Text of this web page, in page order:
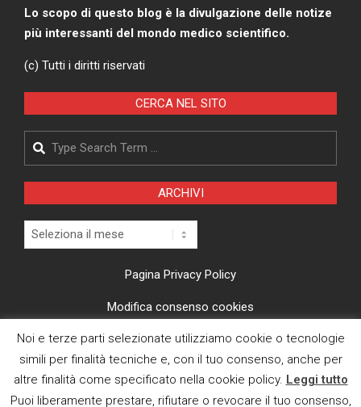
Lo scopo di questo blog è la divulgazione delle notize
più interessanti del mondo medico scientifico.
(c) Tutti i diritti riservati
CERCA NEL SITO
Search
ARCHIVI
Archivi
Pagina Privacy Policy
Modifica consenso cookies
CI TROVI ANCHE SU
Noi e terze parti selezionate utilizziamo cookie o tecnologie
simili per finalità tecniche e, con il tuo consenso, anche per
altre finalità come specificato nella cookie policy. Leggi tutto
Puoi liberamente prestare, rifiutare o revocare il tuo consenso,